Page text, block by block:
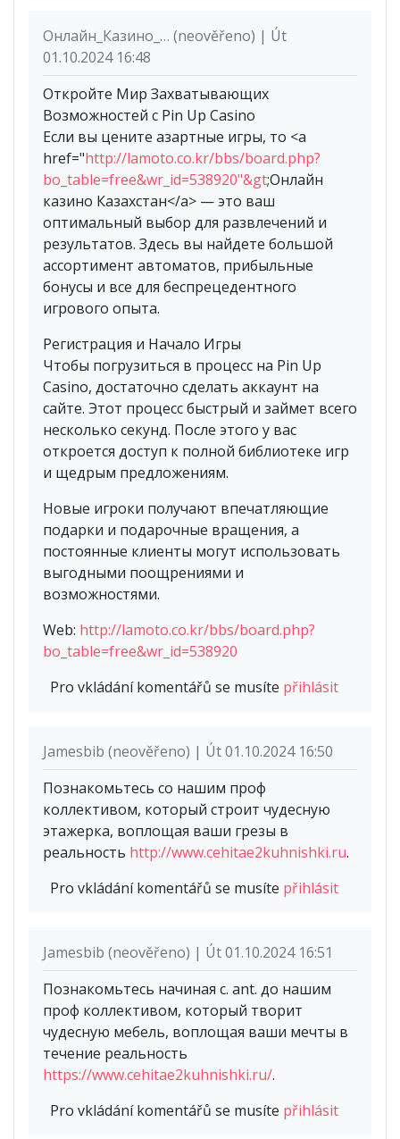
Онлайн_Казино_… (neověřeno) | Út
01.10.2024 16:48
Откройте Мир Захватывающих
Возможностей с Pin Up Casino
Если вы цените азартные игры, то <a
href="http://lamoto.co.kr/bbs/board.php?
bo_table=free&wr_id=538920"&gt;Онлайн
казино Казахстан</a> — это ваш
оптимальный выбор для развлечений и
результатов. Здесь вы найдете большой
ассортимент автоматов, прибыльные
бонусы и все для беспрецедентного
игрового опыта.
Регистрация и Начало Игры
Чтобы погрузиться в процесс на Pin Up
Casino, достаточно сделать аккаунт на
сайте. Этот процесс быстрый и займет всего
несколько секунд. После этого у вас
откроется доступ к полной библиотеке игр
и щедрым предложениям.
Новые игроки получают впечатляющие
подарки и подарочные вращения, а
постоянные клиенты могут использовать
выгодными поощрениями и
возможностями.
Web: http://lamoto.co.kr/bbs/board.php?
bo_table=free&wr_id=538920
Pro vkládání komentářů se musíte přihlásit
Jamesbib (neověřeno) | Út 01.10.2024 16:50
Познакомьтесь со нашим проф
коллективом, который строит чудесную
этажерка, воплощая ваши грезы в
реальность http://www.cehitae2kuhnishki.ru.
Pro vkládání komentářů se musíte přihlásit
Jamesbib (neověřeno) | Út 01.10.2024 16:51
Познакомьтесь начиная с. ant. до нашим
проф коллективом, который творит
чудесную мебель, воплощая ваши мечты в
течение реальность
https://www.cehitae2kuhnishki.ru/.
Pro vkládání komentářů se musíte přihlásit